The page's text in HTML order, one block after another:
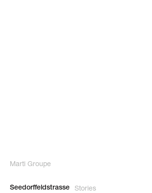
Marti Groupe
Seedorffeldstrasse
Stories